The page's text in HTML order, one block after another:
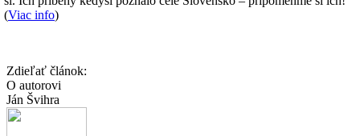
(Viac info)
Zdieľať článok:
O autorovi
Ján Švihra